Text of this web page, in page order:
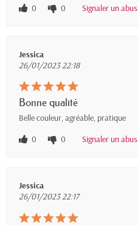
0
0 Signaler un abus
Jessica
26/01/2023 22:18
Bonne qualité
Belle couleur, agréable, pratique
0
0 Signaler un abus
Jessica
26/01/2023 22:17